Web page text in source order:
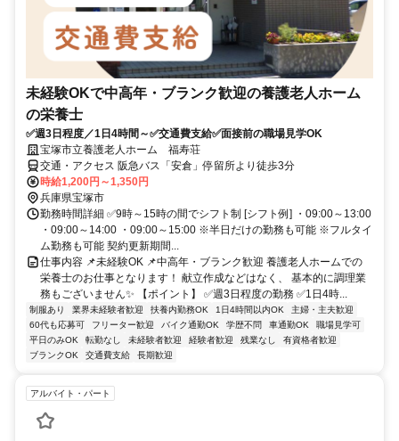
未経験OKで中高年・ブランク歓迎の養護老人ホーム
の栄養士
✅週3日程度／1日4時間～✅交通費支給✅面接前の職場見学OK
宝塚市立養護老人ホーム 福寿荘
交通・アクセス 阪急バス「安倉」停留所より徒歩3分
時給1,200円～1,350円
兵庫県宝塚市
勤務時間詳細 ✅9時～15時の間でシフト制 [シフト例] ・09:00～13:00
・09:00～14:00 ・09:00～15:00 ※半日だけの勤務も可能 ※フルタイ
ム勤務も可能 契約更新期間...
仕事内容 📌未経験OK 📌中高年・ブランク歓迎 養護老人ホームでの
栄養士のお仕事となります！ 献立作成などはなく、 基本的に調理業
務もございません✨ 【ポイント】 ✅週3日程度の勤務 ✅1日4時...
制服あり 業界未経験者歓迎 扶養内勤務OK 1日4時間以内OK
主婦・主夫歓迎
60代も応募可
フリーター歓迎 バイク通勤OK 学歴不問 車通勤OK
職場見学可
平日のみOK
転勤なし 未経験者歓迎 経験者歓迎 残業なし
有資格者歓迎
ブランクOK
交通費支給 長期歓迎
アルバイト・パート